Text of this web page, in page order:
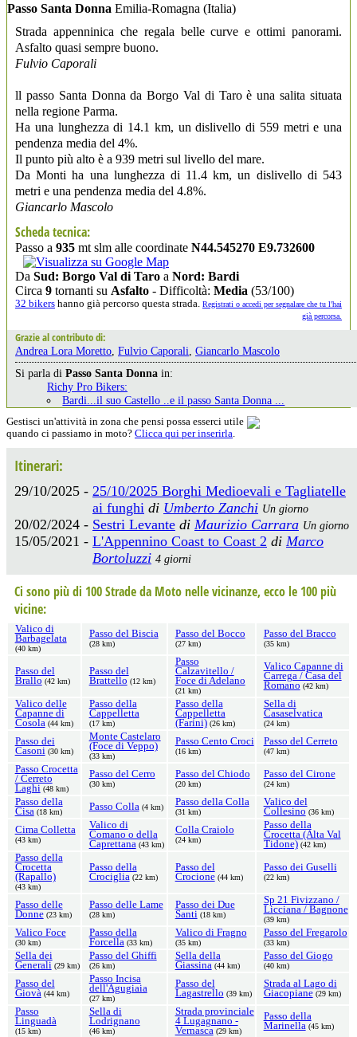
Passo Santa Donna Emilia-Romagna (Italia)
Strada appenninica che regala belle curve e ottimi panorami.
Asfalto quasi sempre buono.
Fulvio Caporali
ll passo Santa Donna da Borgo Val di Taro è una salita situata
nella regione Parma.
Ha una lunghezza di 14.1 km, un dislivello di 559 metri e una
pendenza media del 4%.
Il punto più alto è a 939 metri sul livello del mare.
Da Monti ha una lunghezza di 11.4 km, un dislivello di 543
metri e una pendenza media del 4.8%.
Giancarlo Mascolo
Scheda tecnica:
Passo a 935 mt slm alle coordinate N44.545270 E9.732600
Da Sud: Borgo Val di Taro a Nord: Bardi
Circa 9 tornanti su Asfalto - Difficoltà: Media (53/100)
32 bikers hanno già percorso questa strada. Registrati o accedi per segnalare che tu l'hai
già percorsa.
Grazie al contributo di:
Andrea Lora Moretto Fulvio Caporali Giancarlo Mascolo
Si parla di Passo Santa Donna in:
Richy Pro Bikers:
Bardi...il suo Castello ..e il passo Santa Donna ...
Gestisci un'attività in zona che pensi possa esserci utile
quando ci passiamo in moto? Clicca qui per inserirla.
Itinerari:
29/10/2025 - 25/10/2025 Borghi Medioevali e Tagliatelle
ai funghi di Umberto Zanchi Un giorno
20/02/2024 - Sestri Levante di Maurizio Carrara Un giorno
15/05/2021 - L'Appennino Coast to Coast 2 di Marco
Bortoluzzi 4 giorni
Ci sono più di 100 Strade da Moto nelle vicinanze, ecco le 100 più
vicine:
Valico di
Barbagelata
(40 km)
Passo del Biscia
(28 km)
Passo del Bocco
(27 km)
Passo del Bracco
(35 km)
Passo del
Brallo (42 km)
Passo del
Brattello (12 km)
Passo
Calzavitello /
Foce di Adelano
(21 km)
Valico Capanne di
Carrega / Casa del
Romano (42 km)
Valico delle
Capanne di
Cosola (44 km)
Passo della
Cappelletta
(17 km)
Passo della
Cappelletta
(Farini) (26 km)
Sella di
Casaselvatica
(24 km)
Passo dei
Casoni (30 km)
Monte Castelaro
(Foce di Veppo)
(33 km)
Passo Cento Croci
(16 km)
Passo del Cerreto
(47 km)
Passo Crocetta
/ Cerreto
Laghi (48 km)
Passo del Cerro
(30 km)
Passo del Chiodo
(20 km)
Passo del Cirone
(24 km)
Passo della
Cisa (18 km) Passo Colla (4 km) Passo della Colla
(31 km)
Valico del
Collesino (36 km)
Cima Colletta
(43 km)
Valico di
Comano o della
Caprettana (43 km)
Colla Craiolo
(24 km)
Passo della
Crocetta (Alta Val
Tidone) (42 km)
Passo della
Crocetta
(Rapallo)
(43 km)
Passo della
Crociglia (22 km)
Passo del
Crocione (44 km)
Passo dei Guselli
(22 km)
Passo delle
Donne (23 km)
Passo delle Lame
(28 km)
Passo dei Due
Santi (18 km)
Sp 21 Fivizzano /
Licciana / Bagnone
(39 km)
Valico Foce
(30 km)
Passo della
Forcella (33 km)
Valico di Fragno
(35 km)
Passo del Fregarolo
(33 km)
Sella dei
Generali (29 km)
Passo del Ghiffi
(26 km)
Sella della
Giassina (44 km)
Passo del Giogo
(40 km)
Passo del
Giovà (44 km)
Passo Incisa
dell'Agugiaia
(27 km)
Passo del
Lagastrello (39 km)
Strada al Lago di
Giacopiane (29 km)
Passo
Linguadà
(15 km)
Sella di
Lodrignano
(46 km)
Strada provinciale
4 Lugagnano -
Vernasca (29 km)
Passo della
Marinella (45 km)